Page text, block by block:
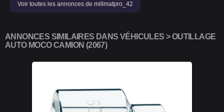
Voir toutes les annonces de millmatpro_42
ANNONCES SIMILAIRES DANS VÉHICULES > OUTILLAGE
AUTO MOCO CAMION (2067)